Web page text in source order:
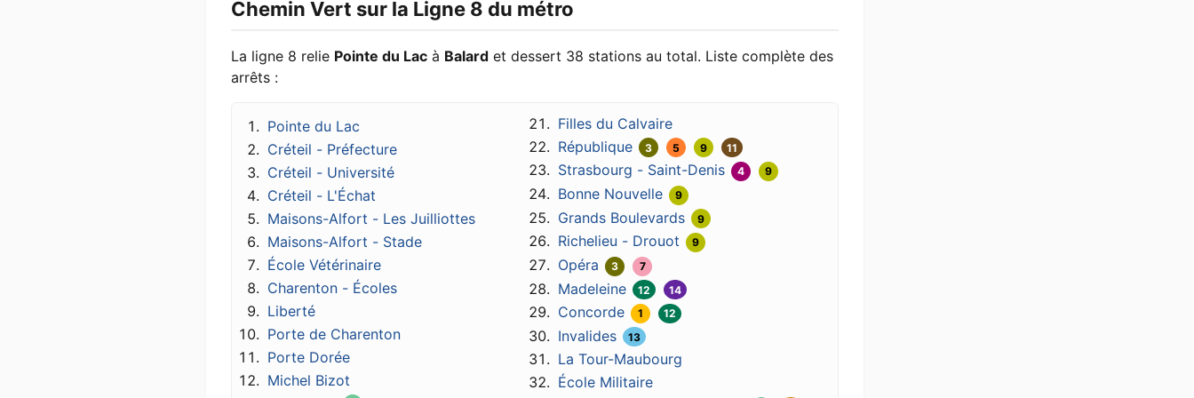
Chemin Vert sur la Ligne 8 du métro
La ligne 8 relie Pointe du Lac à Balard et dessert 38 stations au total. Liste complète des
arrêts :
Pointe du Lac
Créteil - Préfecture
Créteil - Université
Créteil - L'Échat
Maisons-Alfort - Les Juilliottes
Maisons-Alfort - Stade
École Vétérinaire
Charenton - Écoles
Liberté
Porte de Charenton
Porte Dorée
Michel Bizot
Filles du Calvaire
République
3 5 9 11
Strasbourg - Saint-Denis 4 9
Bonne Nouvelle 9
Grands Boulevards 9
Richelieu - Drouot 9
Opéra 3 7
Madeleine 12 14
Concorde 1 12
Invalides 13
La Tour-Maubourg
École Militaire